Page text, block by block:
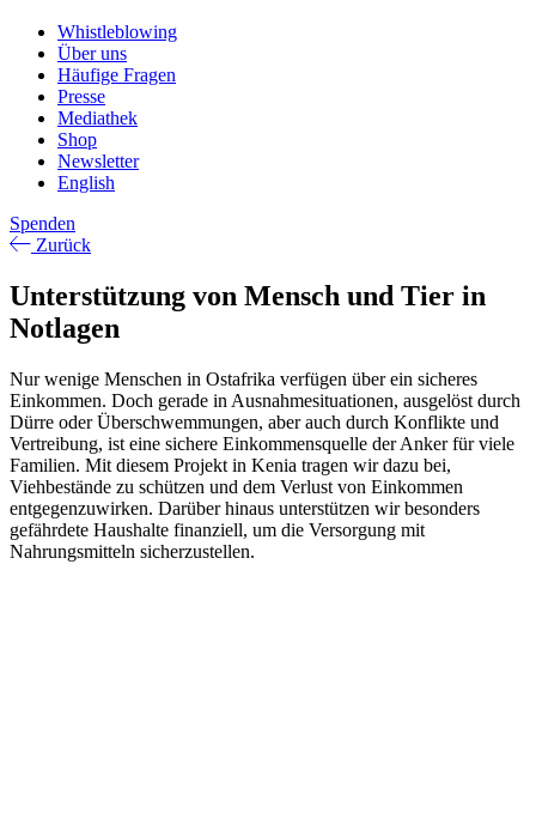
Whistleblowing
Über uns
Häufige Fragen
Presse
Mediathek
Shop
Newsletter
English
Spenden
Zurück
Unterstützung von Mensch und Tier in
Notlagen
Nur wenige Menschen in Ostafrika verfügen über ein sicheres
Einkommen. Doch gerade in Ausnahmesituationen, ausgelöst durch
Dürre oder Überschwemmungen, aber auch durch Konflikte und
Vertreibung, ist eine sichere Einkommensquelle der Anker für viele
Familien. Mit diesem Projekt in Kenia tragen wir dazu bei,
Viehbestände zu schützen und dem Verlust von Einkommen
entgegenzuwirken. Darüber hinaus unterstützen wir besonders
gefährdete Haushalte finanziell, um die Versorgung mit
Nahrungsmitteln sicherzustellen.